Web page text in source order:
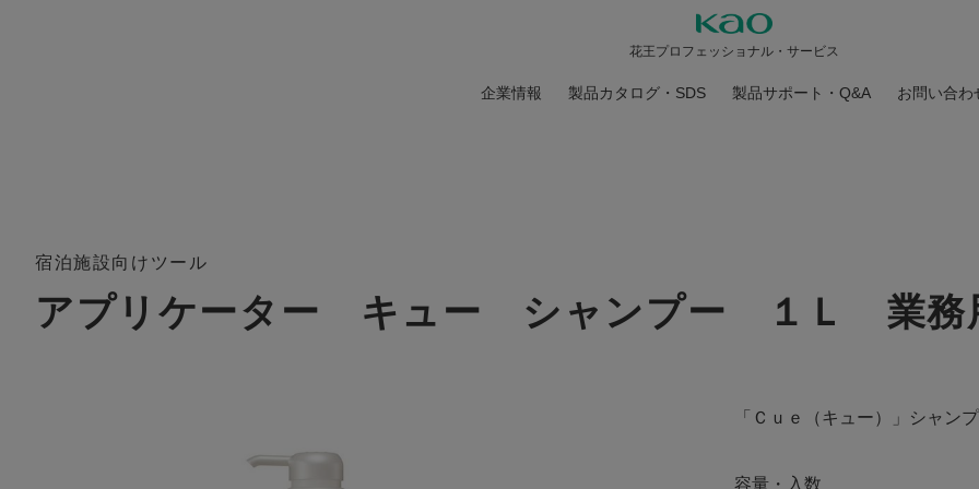
花王プロフェッショナル・サービス
企業情報 製品カタログ・SDS 製品サポート・Q&A お問い合わ
宿泊施設向けツール
アプリケーター キュー シャンプー １Ｌ 業務
「Ｃｕｅ（キュー）」シャン
容量・入数